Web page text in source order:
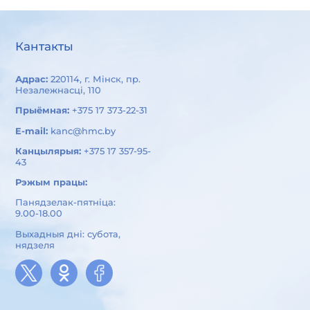
Кантакты
Адрас: 220114, г. Мінск, пр.
Незалежнасці, 110
Прыёмная: +375 17 373-22-31
E-mail: kanc@hmc.by
Канцылярыя: +375 17 357-95-
43
Рэжым працы:
Панядзелак-пятніца:
9.00-18.00
Выхадныя дні: субота,
нядзеля